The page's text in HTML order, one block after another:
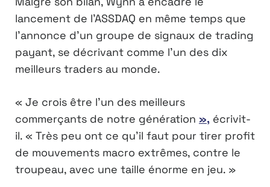
lancement de l’ASSDAQ en même temps que
l’annonce d’un groupe de signaux de trading
payant, se décrivant comme l’un des dix
meilleurs traders au monde.
« Je crois être l’un des meilleurs
commerçants de notre génération », écrivit-
il. « Très peu ont ce qu’il faut pour tirer profit
de mouvements macro extrêmes, contre le
troupeau, avec une taille énorme en jeu. »